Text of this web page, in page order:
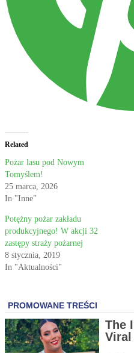
Related
Pożar lasu pod Nowym
Tomyślem!
25 marca, 2026
In "Inne"
Potężny pożar zakładu
produkcyjnego! W akcji 32
zastępy straży pożarnej
8 stycznia, 2019
In "Aktualności"